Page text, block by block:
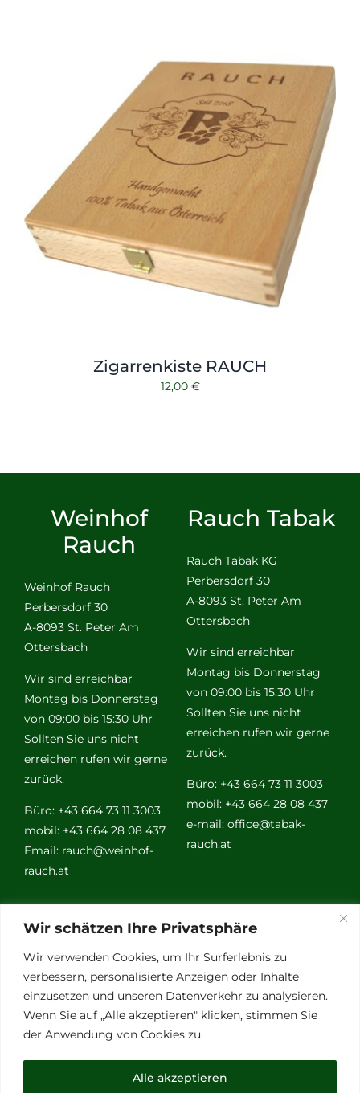
Wir schätzen Ihre Privatsphäre
Wir verwenden Cookies, um Ihr Surferlebnis zu
verbessern, personalisierte Anzeigen oder Inhalte
einzusetzen und unseren Datenverkehr zu analysieren.
Wenn Sie auf „Alle akzeptieren" klicken, stimmen Sie
der Anwendung von Cookies zu.
Alle akzeptieren
Zigarrenkiste RAUCH
12,00 €
Weinhof
Rauch
Weinhof Rauch
Perbersdorf 30
A-8093 St. Peter Am
Ottersbach
Wir sind erreichbar
Montag bis Donnerstag
von 09:00 bis 15:30 Uhr
Sollten Sie uns nicht
erreichen rufen wir gerne
zurück.
Büro: +43 664 73 11 3003
mobil: +43 664 28 08 437
Email: rauch@weinhof-
rauch.at
Rauch Tabak
Rauch Tabak KG
Perbersdorf 30
A-8093 St. Peter Am
Ottersbach
Wir sind erreichbar
Montag bis Donnerstag
von 09:00 bis 15:30 Uhr
Sollten Sie uns nicht
erreichen rufen wir gerne
zurück.
Büro: +43 664 73 11 3003
mobil: +43 664 28 08 437
e-mail: office@tabak-
rauch.at
Weitere
Links
Vino Vitalis
Ottersbachtal
Partnerbetriebe
Links für Weinkenner
Presse